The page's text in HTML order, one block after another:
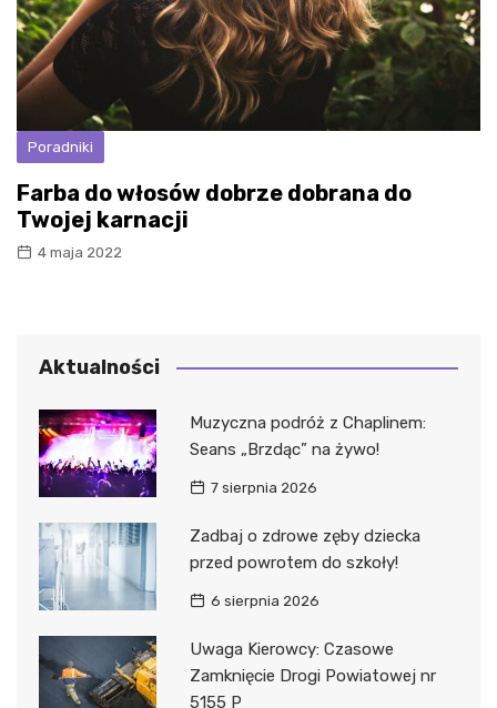
Poradniki
Farba do włosów dobrze dobrana do
Twojej karnacji
4 maja 2022
Aktualności
Muzyczna podróż z Chaplinem:
Seans „Brzdąc” na żywo!
7 sierpnia 2026
Zadbaj o zdrowe zęby dziecka
przed powrotem do szkoły!
6 sierpnia 2026
Uwaga Kierowcy: Czasowe
Zamknięcie Drogi Powiatowej nr
5155 P